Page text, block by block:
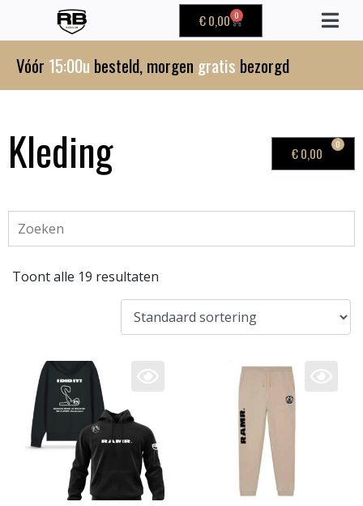
€0,00 0
Vóór 15:00u besteld, morgen gratis bezorgd
Kleding €0,00
0
Toont alle 19 resultaten